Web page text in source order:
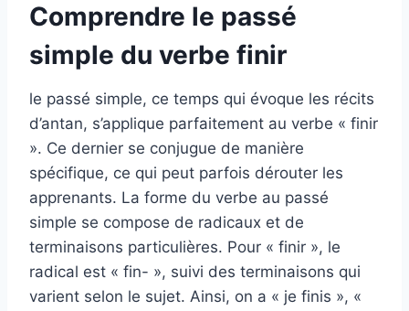
Comprendre le passé
simple du verbe finir
le passé simple, ce temps qui évoque les récits
d’antan, s’applique parfaitement au verbe « finir
». Ce dernier se conjugue de manière
spécifique, ce qui peut parfois dérouter les
apprenants. La forme du verbe au passé
simple se compose de radicaux et de
terminaisons particulières. Pour « finir », le
radical est « fin- », suivi des terminaisons qui
varient selon le sujet. Ainsi, on a « je finis », «